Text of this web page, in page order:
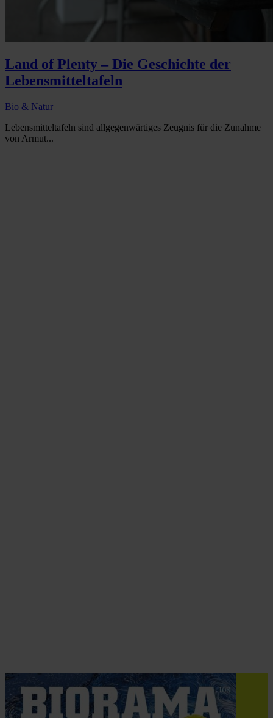
Land of Plenty – Die Geschichte der
Lebensmitteltafeln
Bio & Natur
Lebensmitteltafeln sind allgegenwärtiges Zeugnis für die Zunahme
von Armut...